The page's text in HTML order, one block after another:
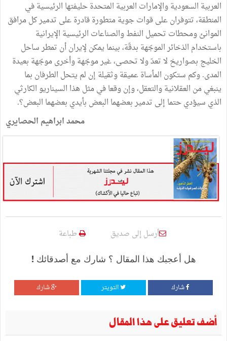
العربية السعوديةوالإمارات العربية المتحدةحليفتها الرئيسيةفي
المنطقة،تتوفرانعلىقواتجويةمتطورةقادرةعلى تدميركلمرافق
الموانئومحطات تحميل النفطوالصناعات الرئيسية الإيرانية
باستخدام الذخائرالموجّهة بدقّة،بينما يمكن لإيرانأن تمطرساحل
الخليج بصواريخ لاتعدّولاتحصى،غيرموجّهةوأخرىموجّهة بعيدة
المدى.وكم ستكون المأساةعميقةوثقيلة إن لم يتحل الطرفان بما
ينبغيمن العقلانيةوالتعقل،وإنوقعافيمثل هذا السيناريوالكارثي
الذي سيؤديحتما إلى تدميربعضهما البعض بأيدي بعضهما البعض؟.
محمدابراهيم الحصايري
أرسل إلى صديق طباعة
هل أعجبك هذا المقال ؟ شارك مع أصدقائك !
شارك التويتر شارك
أضف تعليق على هذا المقال